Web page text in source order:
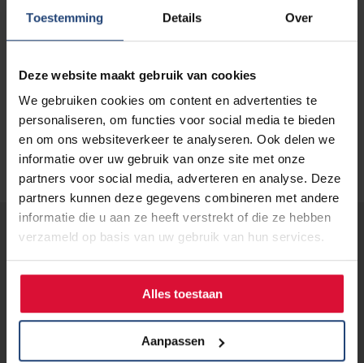
Toestemming Details Over
Deze website maakt gebruik van cookies
We gebruiken cookies om content en advertenties te
personaliseren, om functies voor social media te bieden
en om ons websiteverkeer te analyseren. Ook delen we
informatie over uw gebruik van onze site met onze
partners voor social media, adverteren en analyse. Deze
partners kunnen deze gegevens combineren met andere
informatie die u aan ze heeft verstrekt of die ze hebben
verzameld op basis van uw gebruik van hun services.
Alles toestaan
Aanpassen
Lees verder...